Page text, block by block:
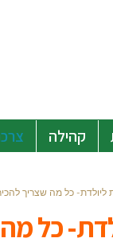
קהילה
ליולדת- כל מה שצריך
כל